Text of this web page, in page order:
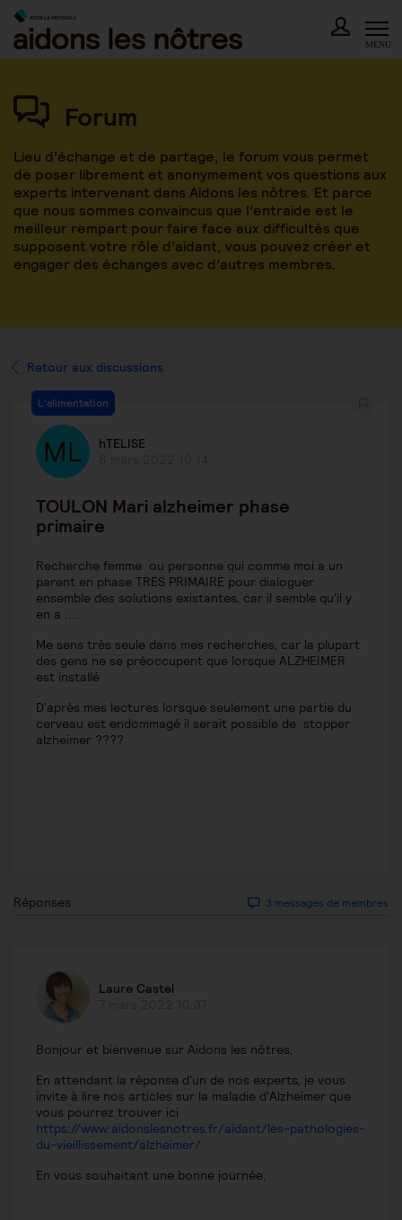
Skip
content
MENU
Forum
Lieu d’échange et de partage, le forum vous permet
de poser librement et anonymement vos questions aux
experts intervenant dans Aidons les nôtres. Et parce
que nous sommes convaincus que l’entraide est le
meilleur rempart pour faire face aux difficultés que
supposent votre rôle d’aidant, vous pouvez créer et
engager des échanges avec d’autres membres.
Retour aux discussions
L'alimentation
hTELISE
TOULON Mari alzheimer phase
primaire
Recherche femme ou personne qui comme moi a un
parent en phase TRES PRIMAIRE pour dialoguer
ensemble des solutions existantes, car il semble qu'il y
en a ....
Me sens très seule dans mes recherches, car la plupart
des gens ne se préoccupent que lorsque ALZHEIMER
est installé
D'après mes lectures lorsque seulement une partie du
cerveau est endommagé il serait possible de stopper
alzheimer ????
Réponses 3 messages de membres
Laure Castel
Bonjour et bienvenue sur Aidons les nôtres,
En attendant la réponse d'un de nos experts, je vous
invite à lire nos articles sur la maladie d'Alzheimer que
vous pourrez trouver ici
https://www.aidonslesnotres.fr/aidant/les-pathologies-
du-vieillissement/alzheimer/
En vous souhaitant une bonne journée,